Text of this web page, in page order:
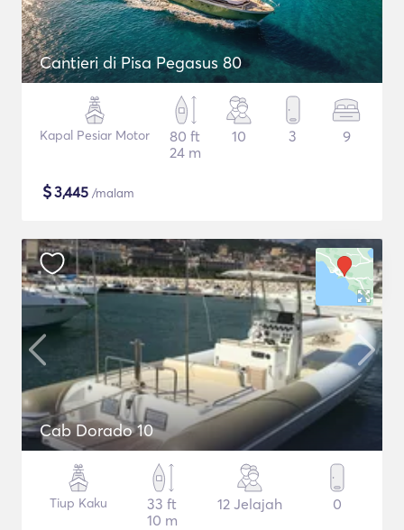
Cantieri di Pisa Pegasus 80
Kapal Pesiar Motor
80 ft
24 m
10 3 9
$3,445 /malam
Cab Dorado 10
Tiup Kaku
33 ft
10 m
12 Jelajah 0